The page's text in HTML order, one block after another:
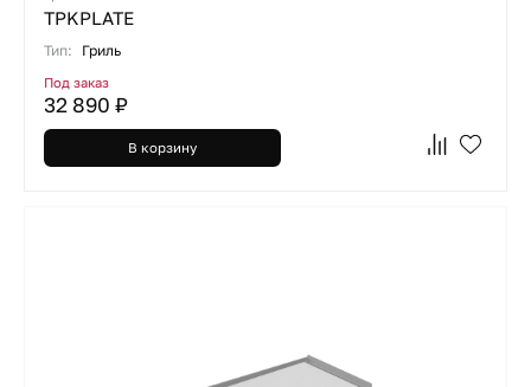
TPKPLATE
Тип: Гриль
Под заказ
32 890 ₽
В корзину